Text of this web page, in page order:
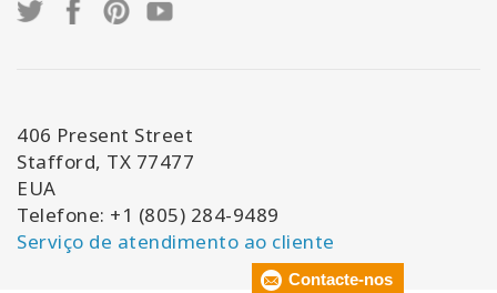
406 Present Street
Stafford, TX 77477
EUA
Telefone: +1 (805) 284-9489
Serviço de atendimento ao cliente
Contacte-nos